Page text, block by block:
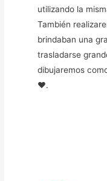
utilizando la
También
brindaban una
trasladarse
dibujaremos
❤️.